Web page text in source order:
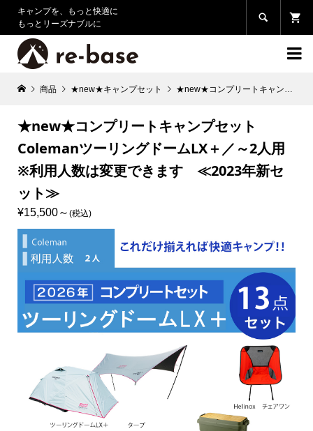
キャンプを、もっと快適に
もっとリーズナブルに


商品 ★new★キャンプセット ★new★コンプリートキャンプセット ColemanツーリングドームLX＋／～2人用※利用人数は変更できます ≪2023年新セット≫
★new★コンプリートキャンプセット
ColemanツーリングドームLX＋／～2人用
※利用人数は変更できます ≪2023年新セ
ット≫
¥15,500 (税込)